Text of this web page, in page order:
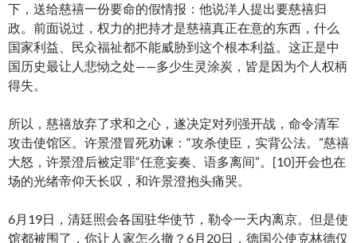
下，送给慈禧一份要命的假情报：他说洋人提出要慈禧归
政。前面说过，权力的把持才是慈禧真正在意的东西，什么
国家利益、民众福祉都不能威胁到这个根本利益。这正是中
国历史最让人悲恸之处——多少生灵涂炭，皆是因为个人权柄
得失。
所以，慈禧放弃了求和之心，遂决定对列强开战，命令清军
攻击使馆区。许景澄冒死劝谏：“攻杀使臣，实背公法。”慈禧
大怒，许景澄后被定罪“任意妄奏、语多离间”。[10]开会也在
场的光绪帝仰天长叹，和许景澄抱头痛哭。
6月19日，清廷照会各国驻华使节，勒令一天内离京。但是使
馆都被围了，你让人家怎么撤？6月20日，德国公使克林德仅